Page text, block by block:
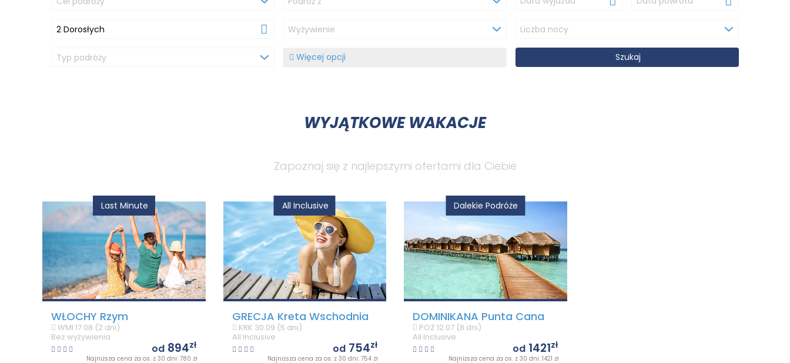
OFERTA
WYJAZDY NA MECZE
OPINIE KANTOR O FIRMIE KONTAKT
2 Dorosłych Wyżywienie Liczba nocy
Typ podróży Więcej opcji Szukaj
WYJĄTKOWE WAKACJE
Zapoznaj się z najlepszymi ofertami dla Ciebie
Last Minute
WŁOCHY Rzym
WMI 17.08 (2 dni)
Bez wyżywienia
od 894zł
Najniższa cena za os. z 30 dni: 780 zł
All Inclusive
GRECJA Kreta Wschodnia
KRK 30.09 (5 dni)
All Inclusive
od754zł
Najniższa cena za os. z 30 dni: 754 zł
Dalekie Podróże
DOMINIKANA Punta Cana
POZ 12.07 (8 dni)
All Inclusive
od 1421zł
Najniższa cena za os. z 30 dni: 1421 zł